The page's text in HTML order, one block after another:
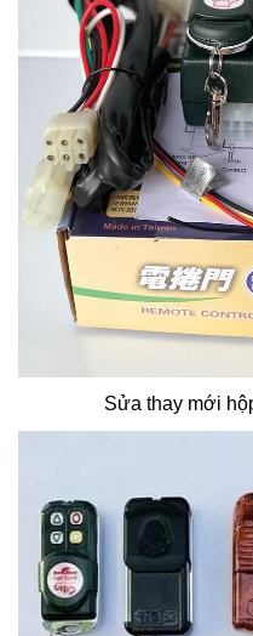
Sửa thay mới